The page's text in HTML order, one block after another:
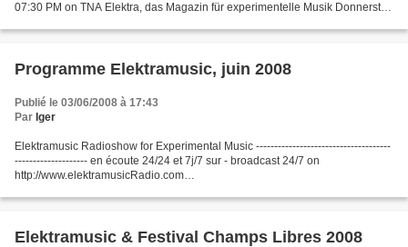
07:30 PM on TNA Elektra, das Magazin für experimentelle Musik Donnerstag
Programme Elektramusic, juin 2008
Publié le 03/06/2008 à 17:43
Par Iger
Elektramusic Radioshow for Experimental Music -------------------------------------
-------------------- en écoute 24/24 et 7j/7 sur - broadcast 24/7 on
http://www.elektramusicRadio.com
JUNE'08...
Elektramusic & Festival Champs Libres 2008